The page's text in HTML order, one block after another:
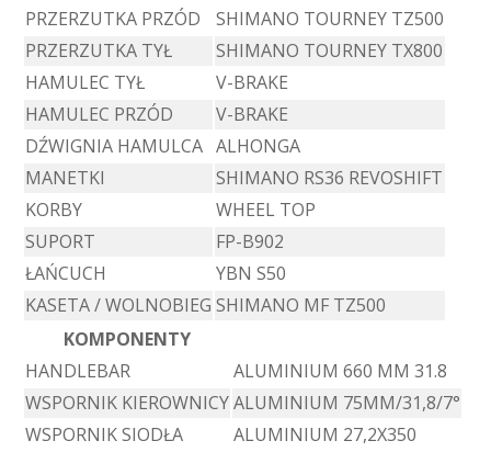
PRZERZUTKA PRZÓD
SHIMANO TOURNEY TZ500
PRZERZUTKA TYŁ
SHIMANO TOURNEY TX800
HAMULEC TYŁ
V-BRAKE
HAMULEC PRZÓD
V-BRAKE
DŹWIGNIA HAMULCA ALHONGA
MANETKI
SHIMANO RS36 REVOSHIFT
KORBY
WHEEL TOP
SUPORT
FP-B902
ŁAŃCUCH
YBN S50
KASETA / WOLNOBIEG SHIMANO MF TZ500
KOMPONENTY
HANDLEBAR
ALUMINIUM 660 MM 31.8
WSPORNIK KIEROWNICYALUMINIUM 75MM/31,8/7°
WSPORNIK SIODŁA
ALUMINIUM 27,2X350